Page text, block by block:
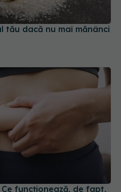
tău dacă nu mai mănânci
funcționează, de fapt,
AICI e secretul!